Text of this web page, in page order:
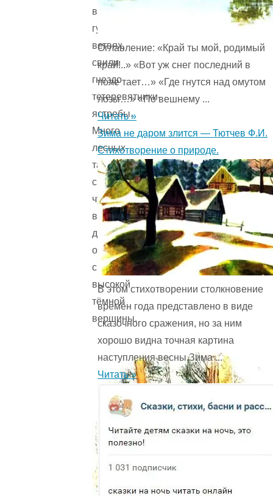
в
густых
ветвях,
свили
гнездо
тетеревятники-
ястребы.
Много
лесных
тайн,
сказочных
чудес
ви­
дят
они
с
высокой
тёмной
вершины.
Оглавление: «Край ты мой, родимый
край!..» «Вот уж снег последний в
поле тает…» «Где гнутся над омутом
лозы…» «По вешнему ...
Читать »
Зима не даром злится — Тютчев Ф.И.
Стихотворение о природе.
В этом стихотворении столкновение
времён года представ­лено в виде
сказочного сражения, но за ним
хорошо видна точная картина
наступления весны.Зима ...
Читать »